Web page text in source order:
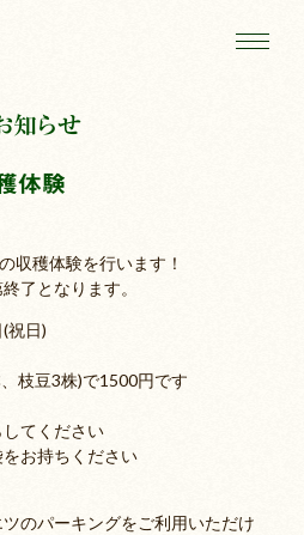
知らせ
体験
収穫体験を行います！
了となります。
日)
枝豆3株)で1500円です
てください
お持ちください
のパーキングをご利用いただけ